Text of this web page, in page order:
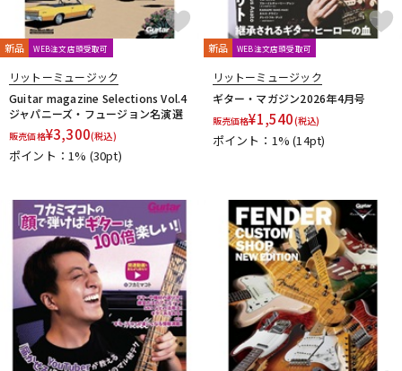
新品 WEB注文店頭受取可
リットーミュージック
Guitar magazine Selections Vol.4
ジャパニーズ・フュージョン名演選
販売価格¥3,300(税込)
ポイント：1% (30pt)
新品 WEB注文店頭受取可
リットーミュージック
ギター・マガジン2026年4月号
販売価格¥1,540(税込)
ポイント：1%(14pt)